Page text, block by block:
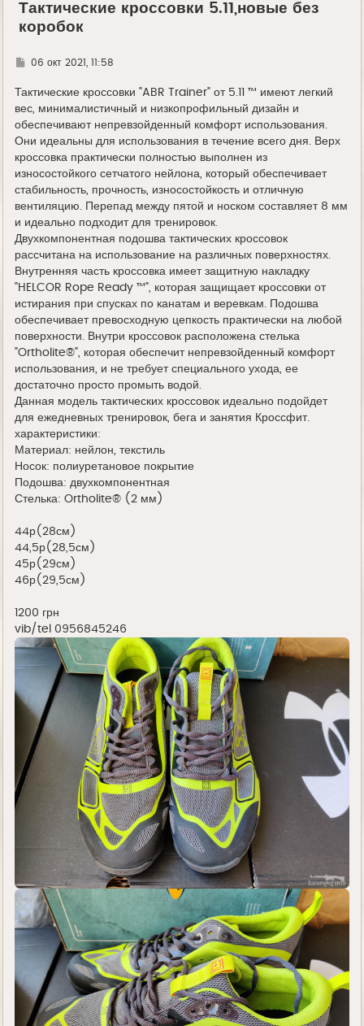
Тактические кроссовки 5.11,новые без
коробок
Г06 окт 2021, 11:58
Тактические кроссовки "ABR Trainer" от 5.11 ™ имеют легкий
вес, минималистичный и низкопрофильный дизайн и
обеспечивают непревзойденный комфорт использования.
Они идеальны для использования в течение всего дня. Верх
кроссовка практически полностью выполнен из
износостойкого сетчатого нейлона, который обеспечивает
стабильность, прочность, износостойкость и отличную
вентиляцию. Перепад между пятой и носком составляет 8 мм
и идеально подходит для тренировок.
Двухкомпонентная подошва тактических кроссовок
рассчитана на использование на различных поверхностях.
Внутренняя часть кроссовка имеет защитную накладку
"HELCOR Rope Ready ™", которая защищает кроссовки от
истирания при спусках по канатам и веревкам. Подошва
обеспечивает превосходную цепкость практически на любой
поверхности. Внутри кроссовок расположена стелька
"Ortholite®", которая обеспечит непревзойденный комфорт
использования, и не требует специального ухода, ее
достаточно просто промыть водой.
Данная модель тактических кроссовок идеально подойдет
для ежедневных тренировок, бега и занятия Кроссфит.
характеристики:
Материал: нейлон, текстиль
Носок: полиуретановое покрытие
Подошва: двухкомпонентная
Стелька: Ortholite® (2 мм)
44р(28см)
44,5р(28,5см)
45р(29см)
46р(29,5см)
1200 грн
vib/tel 0956845246